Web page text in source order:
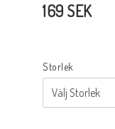
169 SEK
Storlek